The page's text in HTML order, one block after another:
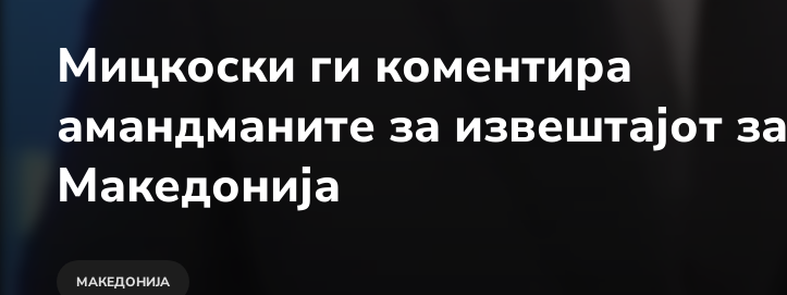
Мицкоски ги коментира
амандманите за извештајот за
Македонија
МАКЕДОНИЈА